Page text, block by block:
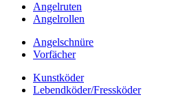
Angelruten
Angelrollen
Angelschnüre
Vorfächer
Kunstköder
Lebendköder/Fressköder